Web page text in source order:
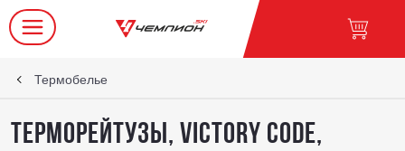
Термобелье
Терморейтузы, Victory code,